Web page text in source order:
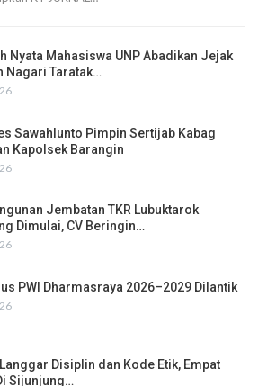
Nyata Mahasiswa UNP Abadikan Jejak
Nagari Taratak…
Sawahlunto Pimpin Sertijab Kabag
Kapolsek Barangin
Jembatan TKR Lubuktarok
Dimulai, CV Beringin…
PWI Dharmasraya 2026–2029 Dilantik
Disiplin dan Kode Etik, Empat
Sijunjung…